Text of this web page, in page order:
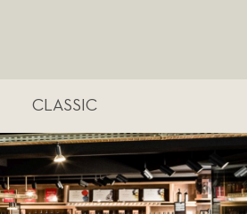
CLASSIC